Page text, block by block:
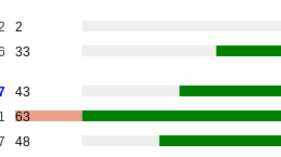
2
33
43
63
48